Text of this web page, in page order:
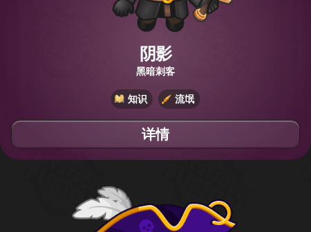
阴影
黑暗刺客
知识 流氓
详情